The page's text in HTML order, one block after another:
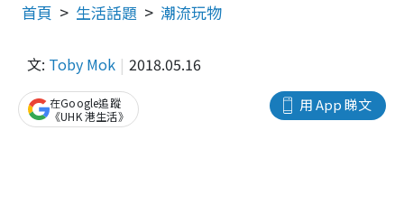
首頁 生活話題 潮流玩物
文: Toby Mok 2018.05.16
用 App 睇文
在Google追蹤
《UHK 港生活》